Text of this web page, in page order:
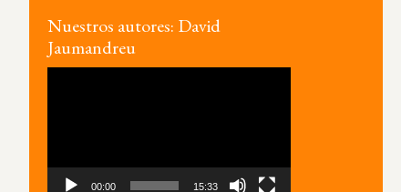
Nuestros autores: David
Jaumandreu
00:00 15:33